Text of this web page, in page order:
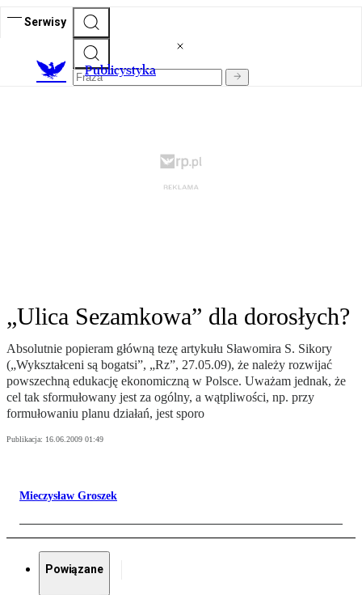
Serwisy
Publicystyka
„Ulica Sezamkowa” dla dorosłych?
Absolutnie popieram główną tezę artykułu Sławomira S. Sikory
(„Wykształceni są bogatsi”, „Rz”, 27.05.09), że należy rozwijać
powszechną edukację ekonomiczną w Polsce. Uważam jednak, że
cel tak sformułowany jest za ogólny, a wątpliwości, np. przy
formułowaniu planu działań, jest sporo
Publikacja: 16.06.2009 01:49
Mieczysław Groszek
Powiązane